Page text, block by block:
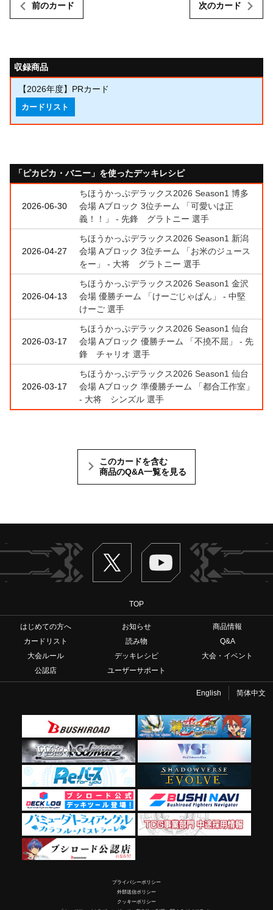
前のカード 次のカード
収録商品
【2026年度】PRカード
カードリスト
「ピカピカ・バニー」を使ったデッキレシピ
2026-06-30
ちほうかっぷデラックス2026 Season1 博多
会場 Aブロック 3位チーム 「可愛いは正
義！！」 - 先鋒 グラトニー 選手
2026-04-27
ちほうかっぷデラックス2026 Season1 新潟
会場 Aブロック 3位チーム 「お米のジュース
をー」 - 大将 グラトニー 選手
2026-04-13
ちほうかっぷデラックス2026 Season1 金沢
会場 優勝チーム 「けーごじゃぱん」 - 中堅
けーご 選手
2026-03-17
ちほうかっぷデラックス2026 Season1 仙台
会場 Aブロック 優勝チーム 「不撓不屈」 - 先
鋒 チャリオ 選手
2026-03-17
ちほうかっぷデラックス2026 Season1 仙台
会場 Aブロック 準優勝チーム 「都合工作室」
- 大将 シンズル 選手
このカードを含む
商品のQ&A一覧を見る
Twitter ヴァンガードch
TOP
はじめての方へ お知らせ
商品情報
カードリスト
読み物
Q&A
大会ルール
デッキレシピ
大会・イベント
公認店
ユーザーサポート
English 简体中文
プライバシーポリシー
外部送信ポリシー
クッキーポリシー